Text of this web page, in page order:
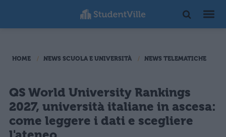
HOME NEWS SCUOLA E UNIVERSITÀ NEWS TELEMATICHE
QS World University Rankings
2027, università italiane in ascesa:
come leggere i dati e scegliere